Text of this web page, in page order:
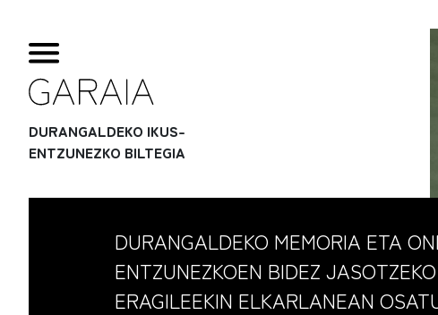
DURANGALDEKO IKUS-
ENTZUNEZKO BILTEGIA
DURANGALDEKO MEMORIA ETA
ENTZUNEZKOEN BIDEZ
ERAGILEEKIN ELKARLANEAN